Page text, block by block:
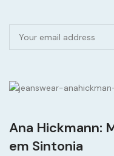
Ana Hickmann:
em Sintonia